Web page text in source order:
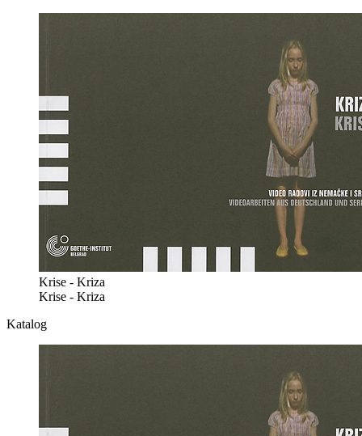
Krise - Kriza
Krise - Kriza
Katalog